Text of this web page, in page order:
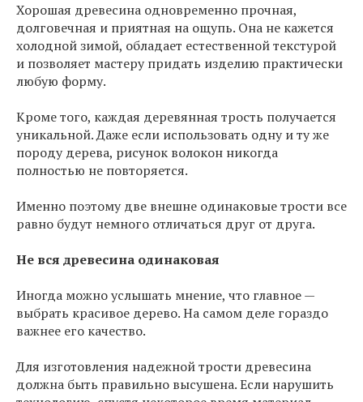
Хорошая древесина одновременно прочная,
долговечная и приятная на ощупь. Она не кажется
холодной зимой, обладает естественной текстурой
и позволяет мастеру придать изделию практически
любую форму.
Кроме того, каждая деревянная трость получается
уникальной. Даже если использовать одну и ту же
породу дерева, рисунок волокон никогда
полностью не повторяется.
Именно поэтому две внешне одинаковые трости все
равно будут немного отличаться друг от друга.
Не вся древесина одинаковая
Иногда можно услышать мнение, что главное —
выбрать красивое дерево. На самом деле гораздо
важнее его качество.
Для изготовления надежной трости древесина
должна быть правильно высушена. Если нарушить